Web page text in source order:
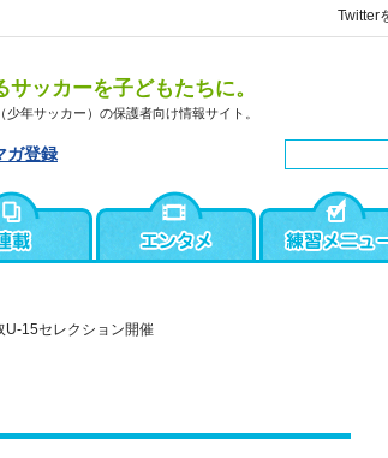
Twitter
サッカーを子どもたちに。
少年サッカー）の保護者向け情報サイト。
ガ登録
15セレクション開催